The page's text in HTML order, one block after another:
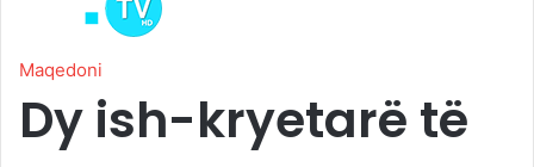
Maqedoni
Dy ish-kryetarë të